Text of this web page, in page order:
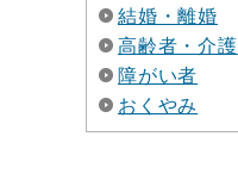
結婚・離婚
高齢者・介護
障がい者
おくやみ